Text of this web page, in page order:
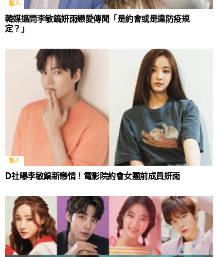
藝人
韓媒逼問李敏鎬妍雨戀愛傳聞「是約會或是違防疫規
定？」
藝人
D社曝李敏鎬新戀情！電影院約會女團前成員妍雨